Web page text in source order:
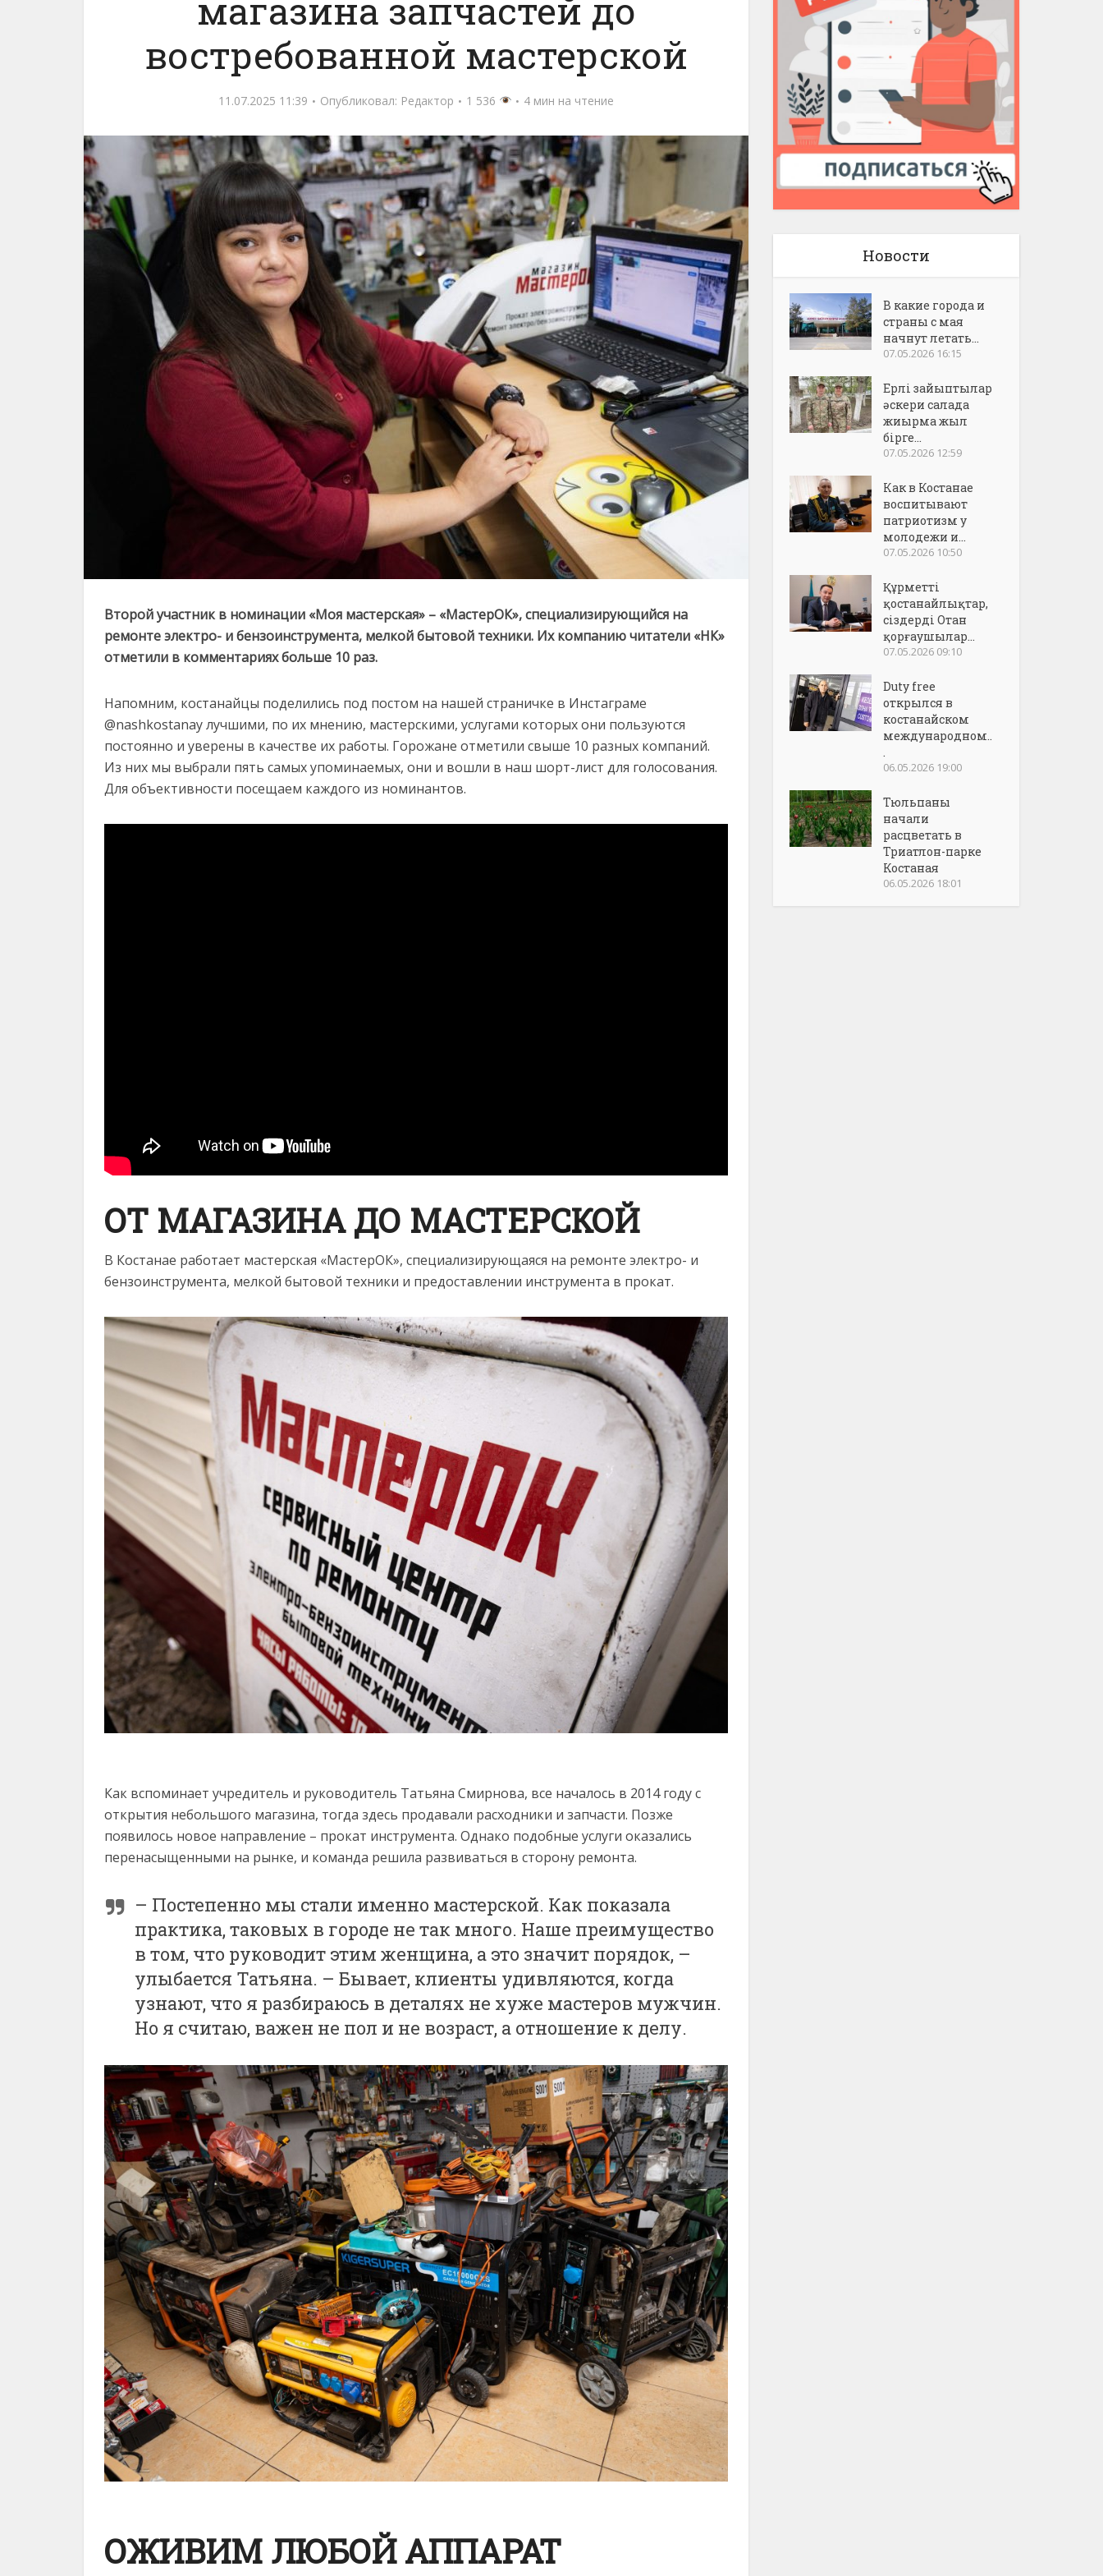
магазина запчастей до
востребованной мастерской
11.07.2025 11:39 Опубликовал: Редактор 1 536 4 мин на чтение
Второй участник в номинации «Моя мастерская» – «МастерОК», специализирующийся на
ремонте электро- и бензоинструмента, мелкой бытовой техники. Их компанию читатели «НК»
отметили в комментариях больше 10 раз.
Напомним, костанайцы поделились под постом на нашей страничке в Инстаграме
@nashkostanay лучшими, по их мнению, мастерскими, услугами которых они пользуются
постоянно и уверены в качестве их работы. Горожане отметили свыше 10 разных компаний.
Из них мы выбрали пять самых упоминаемых, они и вошли в наш шорт-лист для голосования.
Для объективности посещаем каждого из номинантов.
ОТ МАГАЗИНА ДО МАСТЕРСКОЙ
В Костанае работает мастерская «МастерОК», специализирующаяся на ремонте электро- и
бензоинструмента, мелкой бытовой техники и предоставлении инструмента в прокат.
Как вспоминает учредитель и руководитель Татьяна Смирнова, все началось в 2014 году с
открытия небольшого магазина, тогда здесь продавали расходники и запчасти. Позже
появилось новое направление – прокат инструмента. Однако подобные услуги оказались
перенасыщенными на рынке, и команда решила развиваться в сторону ремонта.
– Постепенно мы стали именно мастерской. Как показала
практика, таковых в городе не так много. Наше преимущество
в том, что руководит этим женщина, а это значит порядок, –
улыбается Татьяна. – Бывает, клиенты удивляются, когда
узнают, что я разбираюсь в деталях не хуже мастеров мужчин.
Но я считаю, важен не пол и не возраст, а отношение к делу.
ОЖИВИМ ЛЮБОЙ АППАРАТ
Новости
В какие города и
страны с мая
начнут летать...
07.05.2026 16:15
Ерлі зайыптылар
әскери салада
жиырма жыл
бірге...
07.05.2026 12:59
Как в Костанае
воспитывают
патриотизм у
молодежи и...
07.05.2026 10:50
Құрметті
қостанайлықтар,
сіздерді Отан
қорғаушылар...
07.05.2026 09:10
Duty free
открылся в
костанайском
международном..
.
06.05.2026 19:00
Тюльпаны
начали
расцветать в
Триатлон-парке
Костаная
06.05.2026 18:01